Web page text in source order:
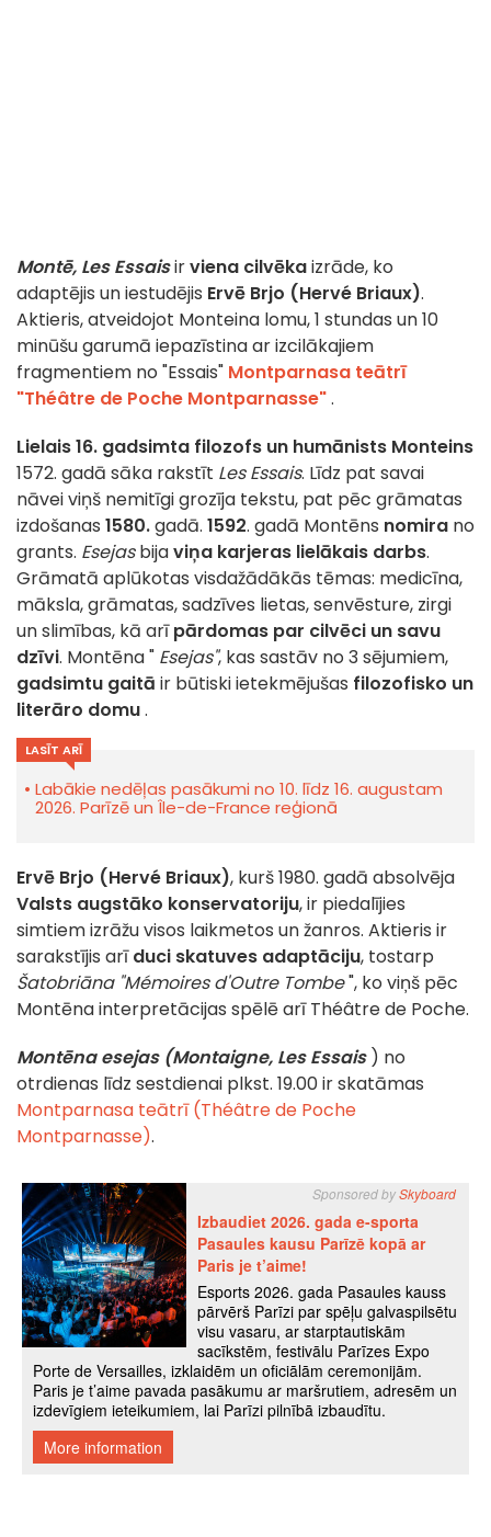
Montē, Les Essaisirviena cilvēkaizrāde, ko
adaptējis un iestudējis Ervē Brjo (Hervé Briaux).
Aktieris, atveidojot Monteina lomu, 1 stundas un 10
minūšu garumā iepazīstina ar izcilākajiem
fragmentiem no "Essais" Montparnasa teātrī
"Théâtre de Poche Montparnasse".
Lielais 16. gadsimta filozofs un humānists Monteins
1572. gadā sāka rakstīt Les Essais. Līdz pat savai
nāvei viņš nemitīgi grozīja tekstu, pat pēc grāmatas
izdošanas 1580.gadā. 1592. gadā Montēns nomira no
grants. Esejasbijaviņa karjeras lielākais darbs.
Grāmatā aplūkotas visdažādākās tēmas: medicīna,
māksla, grāmatas, sadzīves lietas, senvēsture, zirgi
un slimības, kā arīpārdomas par cilvēci un savu
dzīvi. Montēna " Esejas", kas sastāv no 3 sējumiem,
gadsimtu gaitā ir būtiski ietekmējušas filozofisko un
literāro domu.
LASĪT ARĪ
Labākie nedēļas pasākumi no 10. līdz 16. augustam
2026. Parīzē un Île-de-France reģionā
Ervē Brjo (Hervé Briaux), kurš 1980. gadā absolvēja
Valsts augstāko konservatoriju, ir piedalījies
simtiem izrāžu visos laikmetos un žanros. Aktieris ir
sarakstījis arīduci skatuves adaptāciju, tostarp
Šatobriāna "Mémoires d'Outre Tombe", ko viņš pēc
Montēna interpretācijas spēlē arī Théâtre de Poche.
Montēna esejas (Montaigne, Les Essais) no
otrdienas līdz sestdienai plkst. 19.00 ir skatāmas
Montparnasa teātrī (Théâtre de Poche
Montparnasse).